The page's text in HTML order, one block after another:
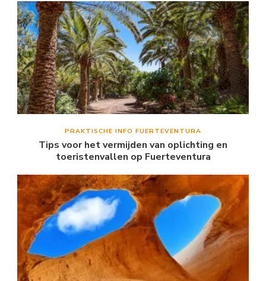
PRAKTISCHE INFO FUERTEVENTURA
Tips voor het vermijden van oplichting en
toeristenvallen op Fuerteventura